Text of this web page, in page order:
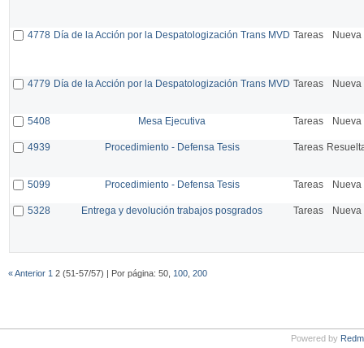
4778 Día de la Acción por la Despatologización Trans MVD Tareas Nueva
4779 Día de la Acción por la Despatologización Trans MVD Tareas Nueva
5408 Mesa Ejecutiva Tareas Nueva
4939 Procedimiento - Defensa Tesis Tareas
5099 Procedimiento - Defensa Tesis Tareas Nueva
5328 Entrega y devolución trabajos posgrados Tareas Nueva
« Anterior 1 2 (51-57/57) | Por página: 50, 100 200
Powered by